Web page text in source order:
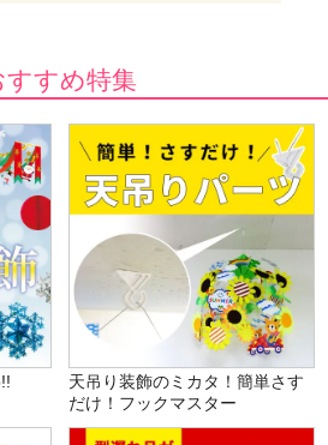
すすめ特集
天吊り装飾のミカタ！簡単さす
だけ！フックマスター